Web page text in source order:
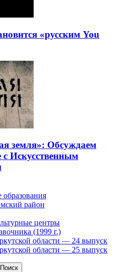
«русским You
земля»: Обсуждаем
с Искусственным
район
центры
(1999 г.)
области — 24 выпуск
области — 25 выпуск